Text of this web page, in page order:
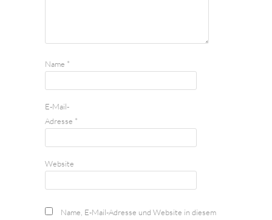
Name *
E-Mail-
Adresse *
Website
Name, E-Mail-Adresse und Website in diesem